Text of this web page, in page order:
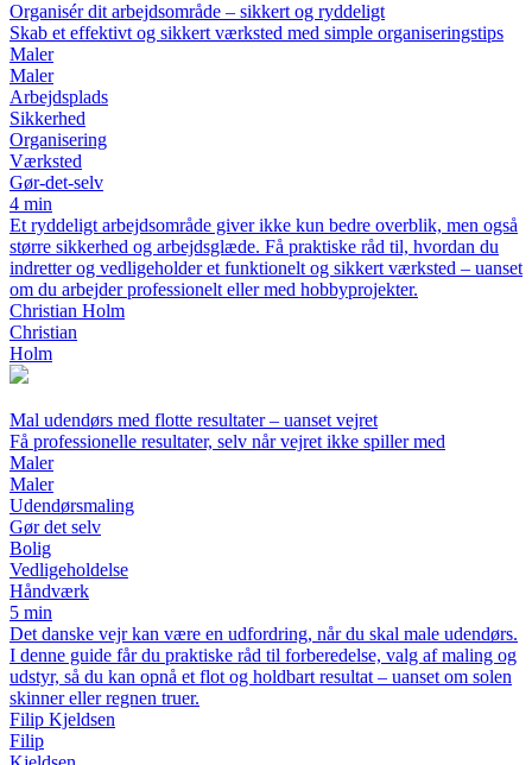
Organisér dit arbejdsområde – sikkert og ryddeligt
Skab et effektivt og sikkert værksted med simple organiseringstips
Maler
Maler
Arbejdsplads
Sikkerhed
Organisering
Værksted
Gør-det-selv
4 min
Et ryddeligt arbejdsområde giver ikke kun bedre overblik, men også
større sikkerhed og arbejdsglæde. Få praktiske råd til, hvordan du
indretter og vedligeholder et funktionelt og sikkert værksted – uanset
om du arbejder professionelt eller med hobbyprojekter.
Christian Holm
Christian
Holm
Mal udendørs med flotte resultater – uanset vejret
Få professionelle resultater, selv når vejret ikke spiller med
Maler
Maler
Udendørsmaling
Gør det selv
Bolig
Vedligeholdelse
Håndværk
5 min
Det danske vejr kan være en udfordring, når du skal male udendørs.
I denne guide får du praktiske råd til forberedelse, valg af maling og
udstyr, så du kan opnå et flot og holdbart resultat – uanset om solen
skinner eller regnen truer.
Filip Kjeldsen
Filip